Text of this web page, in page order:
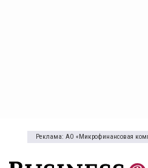
Реклама: АО «Микрофинансовая